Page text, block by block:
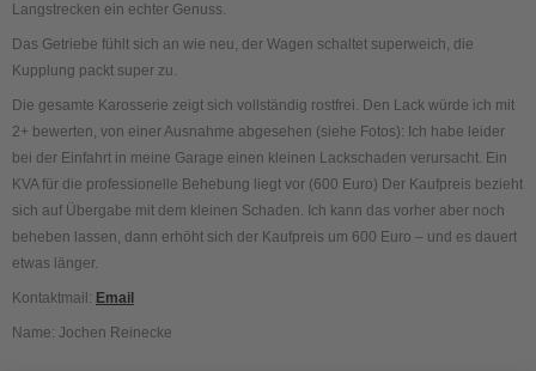
Langstrecken ein echter Genuss.
Das Getriebe fühlt sich an wie neu, der Wagen schaltet superweich, die
Kupplung packt super zu.
Die gesamte Karosserie zeigt sich vollständig rostfrei. Den Lack würde ich mit
2+ bewerten, von einer Ausnahme abgesehen (siehe Fotos): Ich habe leider
bei der Einfahrt in meine Garage einen kleinen Lackschaden verursacht. Ein
KVA für die professionelle Behebung liegt vor (600 Euro) Der Kaufpreis bezieht
sich auf Übergabe mit dem kleinen Schaden. Ich kann das vorher aber noch
beheben lassen, dann erhöht sich der Kaufpreis um 600 Euro – und es dauert
etwas länger.
Kontaktmail: Email
Name: Jochen Reinecke